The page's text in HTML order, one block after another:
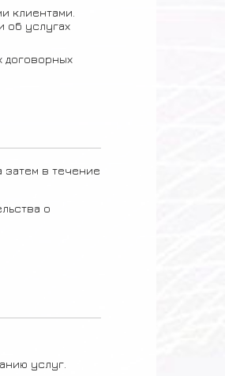
клиентами.
об услугах
договорных
затем в течение
о
услуг.